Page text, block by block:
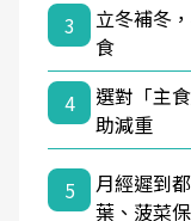
3
立冬補冬
食
4
選對「主
助減重
5
月經遲到
葉、菠菜